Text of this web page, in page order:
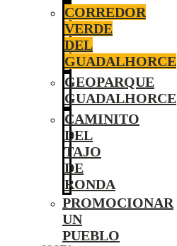
CORREDOR
VERDE
DEL
GUADALHORCE
GEOPARQUE
GUADALHORCE
CAMINITO
DEL
TAJO
DE
RONDA
PROMOCIONAR
UN
PUEBLO